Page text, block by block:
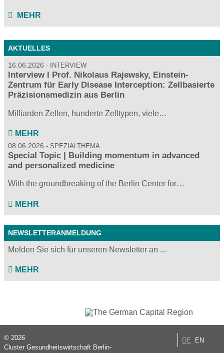
MEHR
AKTUELLES
16.06.2026 INTERVIEW
Interview I Prof. Nikolaus Rajewsky, Einstein-
Zentrum für Early Disease Interception: Zellbasierte
Präzisionsmedizin aus Berlin
Milliarden Zellen, hunderte Zelltypen, viele…
MEHR
08.06.2026 SPEZIALTHEMA
Special Topic | Building momentum in advanced
and personalized medicine
With the groundbreaking of the Berlin Center for…
MEHR
NEWSLETTERANMELDUNG
Melden Sie sich für unseren Newsletter an ...
MEHR
DE EN
© 2026
Cluster Gesundheitswirtschaft Berlin-